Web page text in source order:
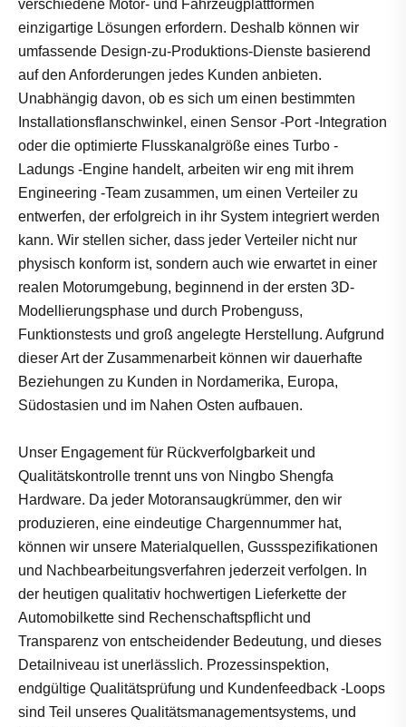
verschiedene Motor- und Fahrzeugplattformen
einzigartige Lösungen erfordern. Deshalb können wir
umfassende Design-zu-Produktions-Dienste basierend
auf den Anforderungen jedes Kunden anbieten.
Unabhängig davon, ob es sich um einen bestimmten
Installationsflanschwinkel, einen Sensor -Port -Integration
oder die optimierte Flusskanalgröße eines Turbo -
Ladungs ​​-Engine handelt, arbeiten wir eng mit ihrem
Engineering -Team zusammen, um einen Verteiler zu
entwerfen, der erfolgreich in ihr System integriert werden
kann. Wir stellen sicher, dass jeder Verteiler nicht nur
physisch konform ist, sondern auch wie erwartet in einer
realen Motorumgebung, beginnend in der ersten 3D-
Modellierungsphase und durch Probenguss,
Funktionstests und groß angelegte Herstellung. Aufgrund
dieser Art der Zusammenarbeit können wir dauerhafte
Beziehungen zu Kunden in Nordamerika, Europa,
Südostasien und im Nahen Osten aufbauen.
Unser Engagement für Rückverfolgbarkeit und
Qualitätskontrolle trennt uns von Ningbo Shengfa
Hardware. Da jeder Motoransaugkrümmer, den wir
produzieren, eine eindeutige Chargennummer hat,
können wir unsere Materialquellen, Gussspezifikationen
und Nachbearbeitungsverfahren jederzeit verfolgen. In
der heutigen qualitativ hochwertigen Lieferkette der
Automobilkette sind Rechenschaftspflicht und
Transparenz von entscheidender Bedeutung, und dieses
Detailniveau ist unerlässlich. Prozessinspektion,
endgültige Qualitätsprüfung und Kundenfeedback -Loops
sind Teil unseres Qualitätsmanagementsystems, und